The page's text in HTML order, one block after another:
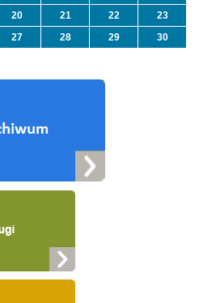
20 21 22
23
27 28 29
30